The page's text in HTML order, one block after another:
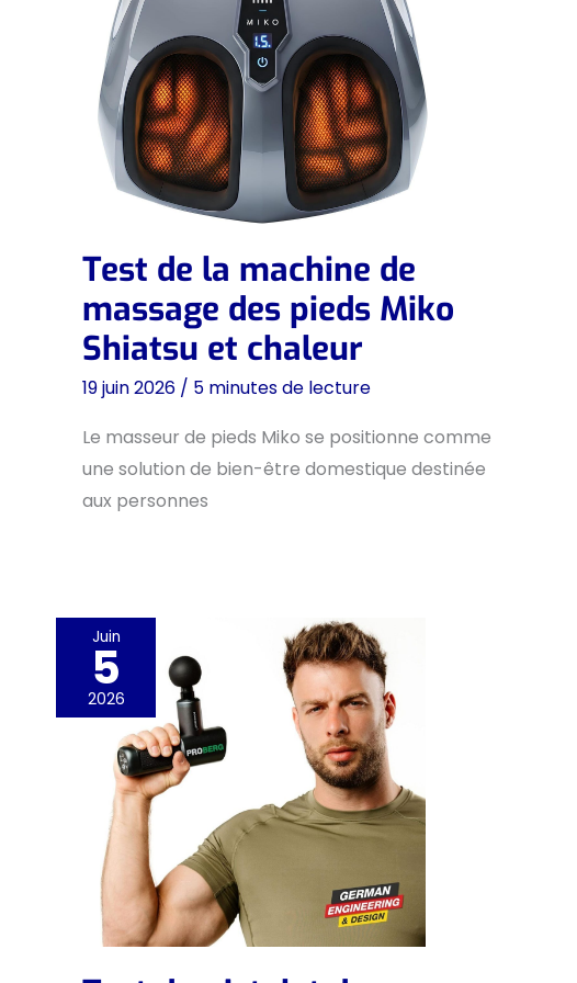
Test de la machine de
massage des pieds Miko
Shiatsu et chaleur
19 juin 2026 / 5 minutes de lecture
Le masseur de pieds Miko se positionne comme
une solution de bien-être domestique destinée
aux personnes
Juin
5
2026